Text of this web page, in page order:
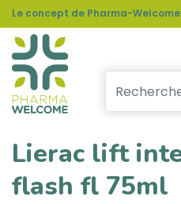
Le concept de Pharma-Welcome
Lierac lift
flash fl 75ml